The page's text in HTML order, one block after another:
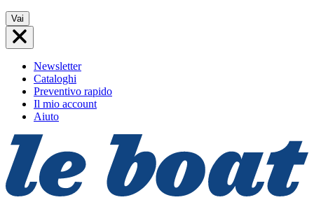
Vai
al
contenuto
Vai
Newsletter
Cataloghi
Preventivo rapido
Il mio account
Aiuto